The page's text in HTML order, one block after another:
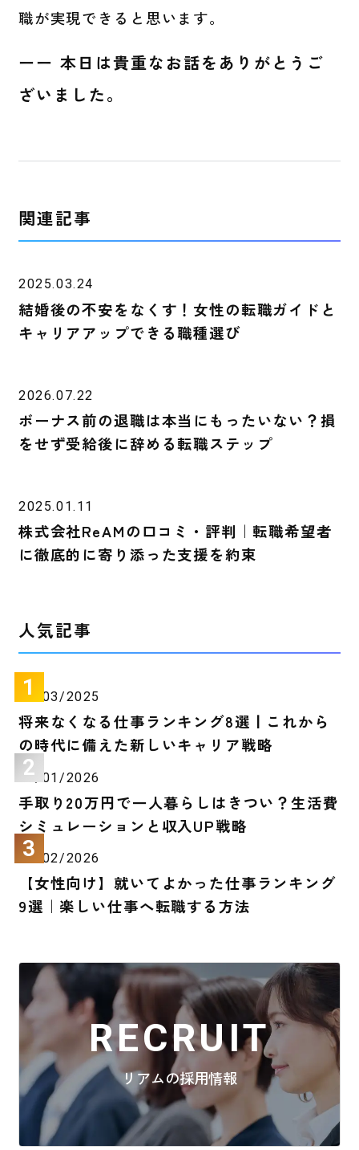
職が実現できると思います。
ーー 本日は貴重なお話をありがとうご
ざいました。
関連記事
2025.03.24
結婚後の不安をなくす！女性の転職ガイドと
キャリアアップできる職種選び
2026.07.22
ボーナス前の退職は本当にもったいない？損
をせず受給後に辞める転職ステップ
2025.01.11
株式会社ReAMの口コミ・評判｜転職希望者
に徹底的に寄り添った支援を約束
人気記事
25/03/2025
将来なくなる仕事ランキング8選丨これから
の時代に備えた新しいキャリア戦略
26/01/2026
手取り20万円で一人暮らしはきつい？生活費
シミュレーションと収入UP戦略
24/02/2026
【女性向け】就いてよかった仕事ランキング
9選｜楽しい仕事へ転職する方法
RECRUIT
リアムの採用情報